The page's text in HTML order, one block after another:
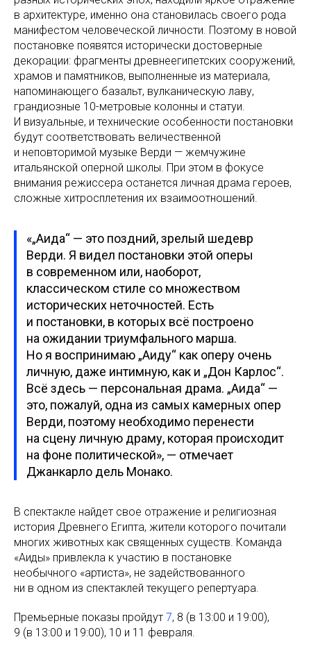
в архитектуре, именно она становилась своего рода
манифестом человеческой личности. Поэтому в новой
постановке появятся исторически достоверные
декорации: фрагменты древнеегипетских сооружений,
храмов и памятников, выполненные из материала,
напоминающего базальт, вулканическую лаву,
грандиозные 10-метровые колонны и статуи.
И визуальные, и технические особенности постановки
будут соответствовать величественной
и неповторимой музыке Верди — жемчужине
итальянской оперной школы. При этом в фокусе
внимания режиссера останется личная драма героев,
сложные хитросплетения их взаимоотношений.
«„Аида“ — это поздний, зрелый шедевр
Верди. Я видел постановки этой оперы
в современном или, наоборот,
классическом стиле со множеством
исторических неточностей. Есть
и постановки, в которых всё построено
на ожидании триумфального марша.
Но я воспринимаю „Аиду“ как оперу очень
личную, даже интимную, как и „Дон Карлос“.
Всё здесь — персональная драма. „Аида“ —
это, пожалуй, одна из самых камерных опер
Верди, поэтому необходимо перенести
на сцену личную драму, которая происходит
на фоне политической», — отмечает
Джанкарло дель Монако.
В спектакле найдет свое отражение и религиозная
история Древнего Египта, жители которого почитали
многих животных как священных существ. Команда
«Аиды» привлекла к участию в постановке
необычного «артиста», не задействованного
ни в одном из спектаклей текущего репертуара.
Премьерные показы пройдут 7, 8 (в 13:00 и 19:00),
9 (в 13:00 и 19:00), 10 и 11 февраля.